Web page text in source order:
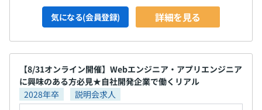
気になる(会員登録) 詳細を見る
【8/31オンライン開催】Webエンジニア・アプリエンジニア
に興味のある方必見★自社開発企業で働くリアル
2028年卒
説明会求人